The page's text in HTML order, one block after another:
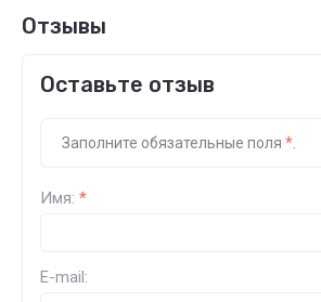
Отзывы
Оставьте отзыв
Заполните обязательные поля *
Имя: *
E-mail: